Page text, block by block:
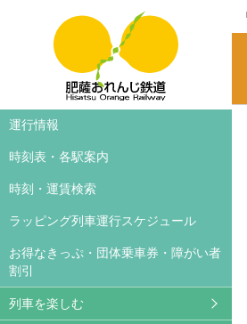
運行情報
時刻表・各駅案内
時刻・運賃検索
ラッピング列車運行スケジュール
お得なきっぷ・団体乗車券・障がい者
割引
列車を楽しむ